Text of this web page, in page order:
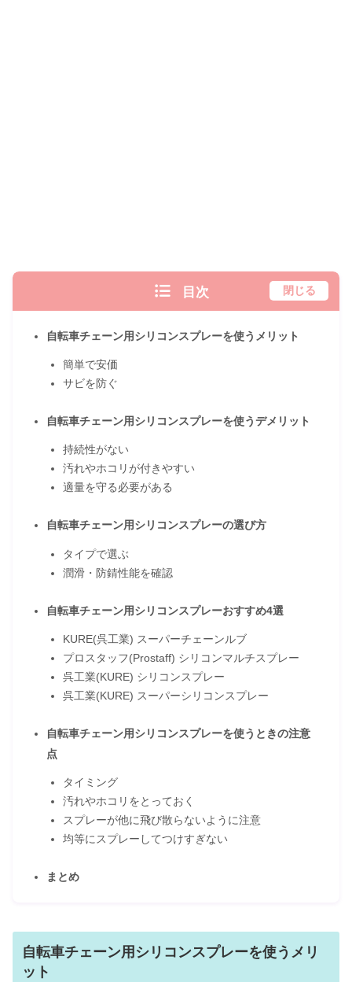
目次 閉じる
自転車チェーン用シリコンスプレーを使うメリット
簡単で安価
サビを防ぐ
自転車チェーン用シリコンスプレーを使うデメリット
持続性がない
汚れやホコリが付きやすい
適量を守る必要がある
自転車チェーン用シリコンスプレーの選び方
タイプで選ぶ
潤滑・防錆性能を確認
自転車チェーン用シリコンスプレーおすすめ4選
KURE(呉工業) スーパーチェーンルブ
プロスタッフ(Prostaff) シリコンマルチスプレー
呉工業(KURE) シリコンスプレー
呉工業(KURE) スーパーシリコンスプレー
自転車チェーン用シリコンスプレーを使うときの注意
点
タイミング
汚れやホコリをとっておく
スプレーが他に飛び散らないように注意
均等にスプレーしてつけすぎない
まとめ
自転車チェーン用シリコンスプレーを使うメリ
ット